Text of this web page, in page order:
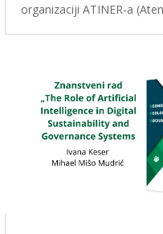
organizaciji ATINER-a